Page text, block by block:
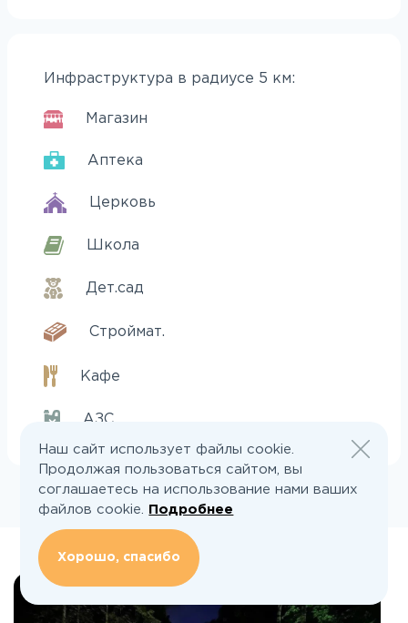
Инфраструктура в радиусе 5 км:
Магазин
Аптека
Церковь
Школа
Дет.сад
Строймат.
Кафе
АЗС
Наш сайт использует файлы cookie.
Продолжая пользоваться сайтом, вы
соглашаетесь на использование нами ваших
файлов cookie.
Подробнее
Хорошо, спасибо